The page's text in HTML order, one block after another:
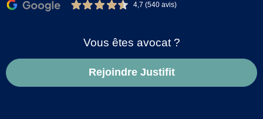
4,7 (540 avis)
Vous êtes avocat ?
Rejoindre Justifit